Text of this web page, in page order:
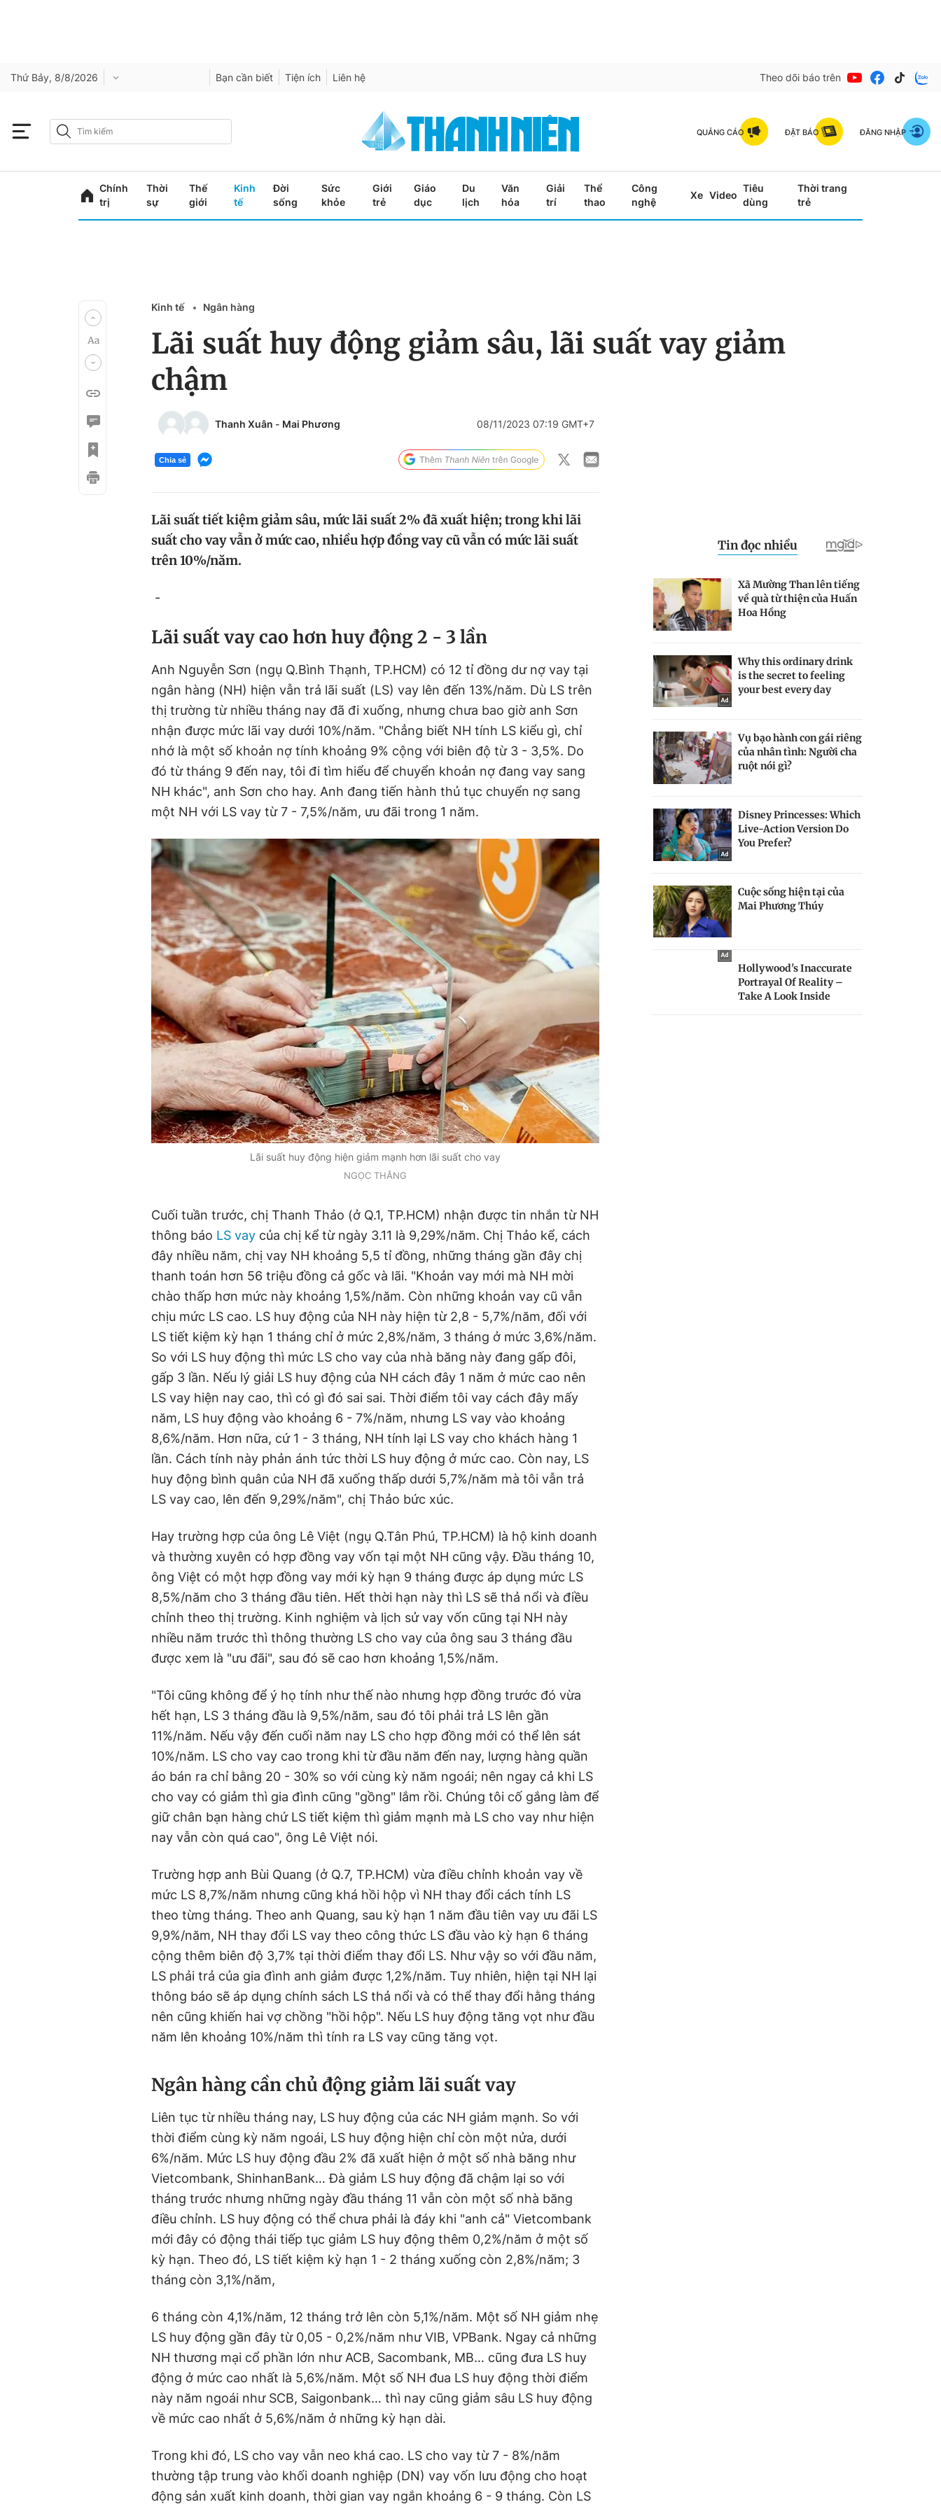
Thứ Bảy, 8/8/2026 Bạn cần biết Tiện ích Liên hệ Theo dõi báo trên
QUẢNG CÁO ĐẶT BÁO ĐĂNG NHẬP
Chính
trị
Thời
sự
Thế
giới
Kinh
tế
Đời
sống
Sức
khỏe
Giới
trẻ
Giáo
dục
Du
lịch
Văn
hóa
Giải
trí
Thể
thao
Công
nghệ
Xe Video
Tiêu
dùng
Thời trang
trẻ
Kinh tế Ngân hàng
Lãi suất huy động giảm sâu, lãi suất vay giảm
chậm
Thanh Xuân - Mai Phương 08/11/2023 07:19 GMT+7
Chia sẻ
Lãi suất tiết kiệm giảm sâu, mức lãi suất 2% đã xuất hiện; trong khi lãi
suất cho vay vẫn ở mức cao, nhiều hợp đồng vay cũ vẫn có mức lãi suất
trên 10%/năm.
-
Lãi suất vay cao hơn huy động 2 - 3 lần
Anh Nguyễn Sơn (ngụ Q.Bình Thạnh, TP.HCM) có 12 tỉ đồng dư nợ vay tại
ngân hàng (NH) hiện vẫn trả lãi suất (LS) vay lên đến 13%/năm. Dù LS trên
thị trường từ nhiều tháng nay đã đi xuống, nhưng chưa bao giờ anh Sơn
nhận được mức lãi vay dưới 10%/năm. "Chẳng biết NH tính LS kiểu gì, chỉ
nhớ là một số khoản nợ tính khoảng 9% cộng với biên độ từ 3 - 3,5%. Do
đó từ tháng 9 đến nay, tôi đi tìm hiểu để chuyển khoản nợ đang vay sang
NH khác", anh Sơn cho hay. Anh đang tiến hành thủ tục chuyển nợ sang
một NH với LS vay từ 7 - 7,5%/năm, ưu đãi trong 1 năm.
Lãi suất huy động hiện giảm mạnh hơn lãi suất cho vay
NGỌC THẮNG
Cuối tuần trước, chị Thanh Thảo (ở Q.1, TP.HCM) nhận được tin nhắn từ NH
thông báo LS vay của chị kể từ ngày 3.11 là 9,29%/năm. Chị Thảo kể, cách
đây nhiều năm, chị vay NH khoảng 5,5 tỉ đồng, những tháng gần đây chị
thanh toán hơn 56 triệu đồng cả gốc và lãi. "Khoản vay mới mà NH mời
chào thấp hơn mức này khoảng 1,5%/năm. Còn những khoản vay cũ vẫn
chịu mức LS cao. LS huy động của NH này hiện từ 2,8 - 5,7%/năm, đối với
LS tiết kiệm kỳ hạn 1 tháng chỉ ở mức 2,8%/năm, 3 tháng ở mức 3,6%/năm.
So với LS huy động thì mức LS cho vay của nhà băng này đang gấp đôi,
gấp 3 lần. Nếu lý giải LS huy động của NH cách đây 1 năm ở mức cao nên
LS vay hiện nay cao, thì có gì đó sai sai. Thời điểm tôi vay cách đây mấy
năm, LS huy động vào khoảng 6 - 7%/năm, nhưng LS vay vào khoảng
8,6%/năm. Hơn nữa, cứ 1 - 3 tháng, NH tính lại LS vay cho khách hàng 1
lần. Cách tính này phản ánh tức thời LS huy động ở mức cao. Còn nay, LS
huy động bình quân của NH đã xuống thấp dưới 5,7%/năm mà tôi vẫn trả
LS vay cao, lên đến 9,29%/năm", chị Thảo bức xúc.
Hay trường hợp của ông Lê Việt (ngụ Q.Tân Phú, TP.HCM) là hộ kinh doanh
và thường xuyên có hợp đồng vay vốn tại một NH cũng vậy. Đầu tháng 10,
ông Việt có một hợp đồng vay mới kỳ hạn 9 tháng được áp dụng mức LS
8,5%/năm cho 3 tháng đầu tiên. Hết thời hạn này thì LS sẽ thả nổi và điều
chỉnh theo thị trường. Kinh nghiệm và lịch sử vay vốn cũng tại NH này
nhiều năm trước thì thông thường LS cho vay của ông sau 3 tháng đầu
được xem là "ưu đãi", sau đó sẽ cao hơn khoảng 1,5%/năm.
"Tôi cũng không để ý họ tính như thế nào nhưng hợp đồng trước đó vừa
hết hạn, LS 3 tháng đầu là 9,5%/năm, sau đó tôi phải trả LS lên gần
11%/năm. Nếu vậy đến cuối năm nay LS cho hợp đồng mới có thể lên sát
10%/năm. LS cho vay cao trong khi từ đầu năm đến nay, lượng hàng quần
áo bán ra chỉ bằng 20 - 30% so với cùng kỳ năm ngoái; nên ngay cả khi LS
cho vay có giảm thì gia đình cũng "gồng" lắm rồi. Chúng tôi cố gắng làm để
giữ chân bạn hàng chứ LS tiết kiệm thì giảm mạnh mà LS cho vay như hiện
nay vẫn còn quá cao", ông Lê Việt nói.
Trường hợp anh Bùi Quang (ở Q.7, TP.HCM) vừa điều chỉnh khoản vay về
mức LS 8,7%/năm nhưng cũng khá hồi hộp vì NH thay đổi cách tính LS
theo từng tháng. Theo anh Quang, sau kỳ hạn 1 năm đầu tiên vay ưu đãi LS
9,9%/năm, NH thay đổi LS vay theo công thức LS đầu vào kỳ hạn 6 tháng
cộng thêm biên độ 3,7% tại thời điểm thay đổi LS. Như vậy so với đầu năm,
LS phải trả của gia đình anh giảm được 1,2%/năm. Tuy nhiên, hiện tại NH lại
thông báo sẽ áp dụng chính sách LS thả nổi và có thể thay đổi hằng tháng
nên cũng khiến hai vợ chồng "hồi hộp". Nếu LS huy động tăng vọt như đầu
năm lên khoảng 10%/năm thì tính ra LS vay cũng tăng vọt.
Ngân hàng cần chủ động giảm lãi suất vay
Liên tục từ nhiều tháng nay, LS huy động của các NH giảm mạnh. So với
thời điểm cùng kỳ năm ngoái, LS huy động hiện chỉ còn một nửa, dưới
6%/năm. Mức LS huy động đầu 2% đã xuất hiện ở một số nhà băng như
Vietcombank, ShinhanBank… Đà giảm LS huy động đã chậm lại so với
tháng trước nhưng những ngày đầu tháng 11 vẫn còn một số nhà băng
điều chỉnh. LS huy động có thể chưa phải là đáy khi "anh cả" Vietcombank
mới đây có động thái tiếp tục giảm LS huy động thêm 0,2%/năm ở một số
kỳ hạn. Theo đó, LS tiết kiệm kỳ hạn 1 - 2 tháng xuống còn 2,8%/năm; 3
tháng còn 3,1%/năm,
6 tháng còn 4,1%/năm, 12 tháng trở lên còn 5,1%/năm. Một số NH giảm nhẹ
LS huy động gần đây từ 0,05 - 0,2%/năm như VIB, VPBank. Ngay cả những
NH thương mại cổ phần lớn như ACB, Sacombank, MB… cũng đưa LS huy
động ở mức cao nhất là 5,6%/năm. Một số NH đua LS huy động thời điểm
này năm ngoái như SCB, Saigonbank… thì nay cũng giảm sâu LS huy động
về mức cao nhất ở 5,6%/năm ở những kỳ hạn dài.
Trong khi đó, LS cho vay vẫn neo khá cao. LS cho vay từ 7 - 8%/năm
thường tập trung vào khối doanh nghiệp (DN) vay vốn lưu động cho hoạt
động sản xuất kinh doanh, thời gian vay ngắn khoảng 6 - 9 tháng. Còn LS